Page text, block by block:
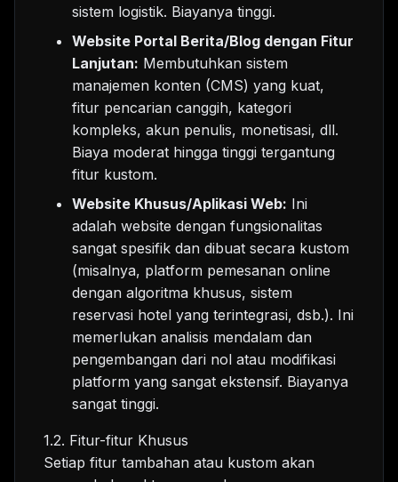
sistem logistik. Biayanya tinggi.
Website Portal Berita/Blog dengan Fitur
Lanjutan: Membutuhkan sistem
manajemen konten (CMS) yang kuat,
fitur pencarian canggih, kategori
kompleks, akun penulis, monetisasi, dll.
Biaya moderat hingga tinggi tergantung
fitur kustom.
Website Khusus/Aplikasi Web: Ini
adalah website dengan fungsionalitas
sangat spesifik dan dibuat secara kustom
(misalnya, platform pemesanan online
dengan algoritma khusus, sistem
reservasi hotel yang terintegrasi, dsb.). Ini
memerlukan analisis mendalam dan
pengembangan dari nol atau modifikasi
platform yang sangat ekstensif. Biayanya
sangat tinggi.
1.2. Fitur-fitur Khusus
Setiap fitur tambahan atau kustom akan